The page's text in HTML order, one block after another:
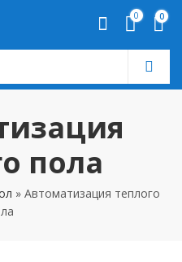
0 0
пола
» Автоматизация теплого